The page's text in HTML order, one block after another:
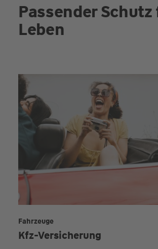
Passender
Leben
Kfz-Versicherung
Fahrzeuge